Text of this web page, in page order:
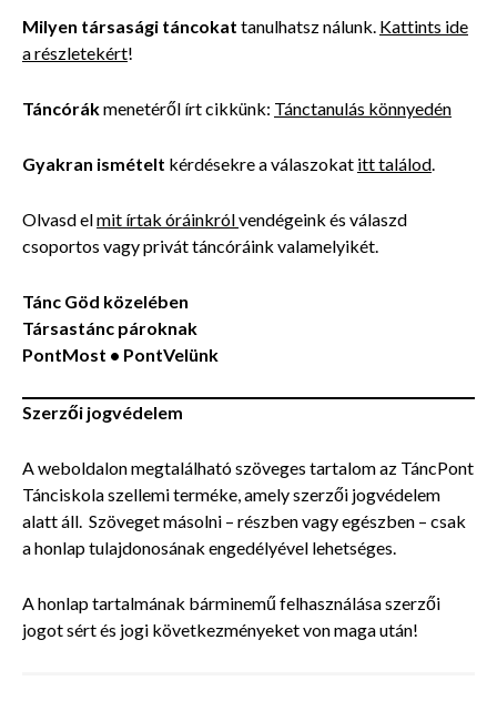
Milyen társasági táncokat tanulhatsz nálunk. Kattints ide
a részletekért!
Táncórákmenetéről írt cikkünk: Tánctanulás könnyedén
Gyakran ismételt kérdésekre a válaszokat itt találod.
Olvasd elmit írtak óráinkrólvendégeink és válaszd
csoportos vagy privát táncóráink valamelyikét.
Tánc Göd közelében
Társastánc pároknak
PontMost • PontVelünk
Szerzői jogvédelem
A weboldalon megtalálható szöveges tartalom az TáncPont
Tánciskola szellemi terméke, amely szerzői jogvédelem
alatt áll. Szöveget másolni – részben vagy egészben – csak
a honlap tulajdonosának engedélyével lehetséges.
A honlap tartalmának bárminemű felhasználása szerzői
jogot sért és jogi következményeket von maga után!